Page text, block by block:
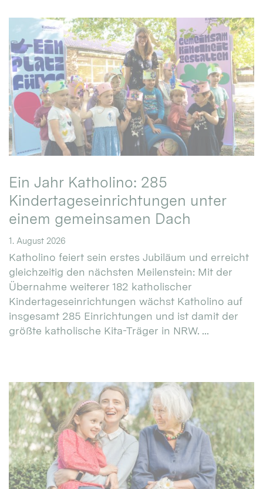
Ein Jahr Katholino: 285
Kindertageseinrichtungen unter
einem gemeinsamen Dach
1. August 2026
Katholino feiert sein erstes Jubiläum und erreicht
gleichzeitig den nächsten Meilenstein: Mit der
Übernahme weiterer 182 katholischer
Kindertageseinrichtungen wächst Katholino auf
insgesamt 285 Einrichtungen und ist damit der
größte katholische Kita-Träger in NRW. ...